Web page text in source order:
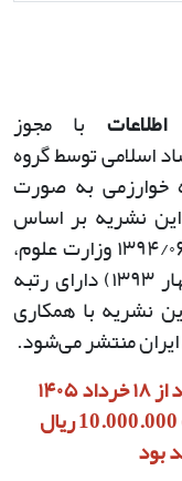
با مجوز
اسلامی توسط گروه
خوارزمی به صورت
نشریه بر اساس
۰۶/۳۰وزارت علوم،
۱۳۹۳) دارای رتبه
نشریه با همکاری
ایران منتشر می‌شود.
به استحضار نویسندگان گرامی می‌رساند از ۱۸ خرداد ۱۴۰۵
مقالات ارسالی به مجله مشمول پرداخت 10.000.000 ریال
بود